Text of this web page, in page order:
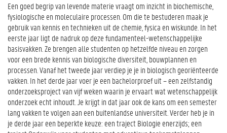
Een goed begrip van levende materie vraagt om inzicht in biochemische,
fysiologische en moleculaire processen. Om die te bestuderen maak je
gebruik van kennis en technieken uit de chemie, fysica en wiskunde. In het
eerste jaar ligt de nadruk op deze fundamenteel-wetenschappelijke
basisvakken. Ze brengen alle studenten op hetzelfde niveau en zorgen
voor een brede kennis van biologische diversiteit, bouwplannen en
processen. Vanaf het tweede jaar verdiep je je in biologisch georiënteerde
vakken. In het derde jaar voer je een bachelorproef uit – een zelfstandig
onderzoeksproject van vijf weken waarin je ervaart wat wetenschappelijk
onderzoek echt inhoudt. Je krijgt in dat jaar ook de kans om een semester
lang vakken te volgen aan een buitenlandse universiteit. Verder heb je in
je derde jaar een beperkte keuze: een traject Biologie enerzijds; een